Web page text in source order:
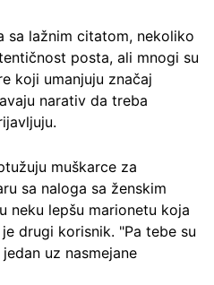
sa lažnim citatom, nekoliko
posta, ali mnogi su
koji umanjuju značaj
narativ da treba
muškarce za
sa naloga sa ženskim
neku lepšu marionetu koja
drugi korisnik. "Pa tebe su
uz nasmejane